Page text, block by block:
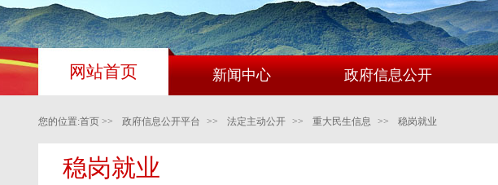
网站首页 新闻中心 政府信息公开
您的位置:首页 >> 政府信息公开平台 >> 法定主动公开 >> 重大民生信息 >> 稳岗就业
稳岗就业